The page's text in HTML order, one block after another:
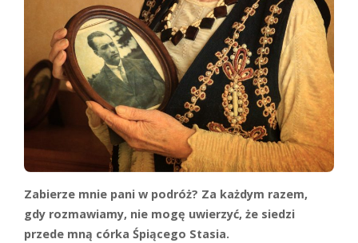
Zabierze mnie pani w podróż? Za każdym razem,
gdy rozmawiamy, nie mogę uwierzyć, że siedzi
przede mną córka Śpiącego Stasia.